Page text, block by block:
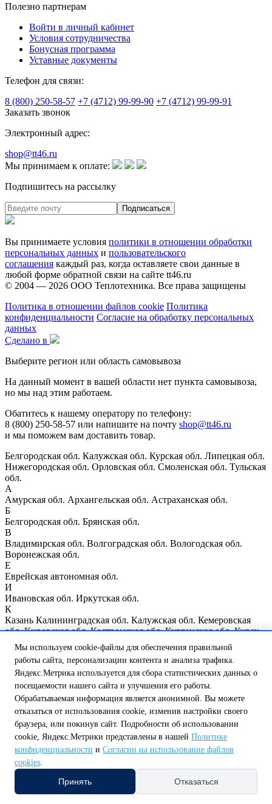
Полезно партнерам
Войти в личный кабинет
Условия сотрудничества
Бонусная программа
Уставные документы
Телефон для связи:
8 (800) 250-58-57 +7 (4712) 99-99-90 +7 (4712) 99-99-91
Заказать звонок
Электронный адрес:
shop@tt46.ru
Мы принимаем к оплате:
Подпишитесь на рассылку
Вы принимаете условия политики в отношении обработки
персональных данных и пользовательского
соглашения каждый раз, когда оставляете свои данные в
любой форме обратной связи на сайте tt46.ru
© 2004 — 2026 ООО Теплотехника. Все права защищены
Политика в отношении файлов cookie Политика
конфиденциальности Согласие на обработку персональных
данных
Сделано в
Выберите регион или область самовывоза
На данный момент в вашей области нет пункта самовывоза,
но мы над этим работаем.
Обатитесь к нашему оператору по телефону:
8 (800) 250-58-57 или напишите на почту shop@tt46.ru
и мы поможем вам доставить товар.
Белгородская обл. Калужская обл. Курская обл. Липецкая обл.
Нижегородская обл. Орловская обл. Смоленская обл. Тульская
обл.
А
Амурская обл. Архангельская обл. Астраханская обл.
Б
Белгородская обл. Брянская обл.
В
Владимирская обл. Волгоградская обл. Вологодская обл.
Воронежская обл.
Е
Еврейская автономная обл.
И
Ивановская обл. Иркутская обл.
К
Казань Калининградская обл. Калужская обл. Кемеровская
обл. Кировская обл. Костромская обл. Курганская обл. Курск
Курская обл.
Ленинградская обл. Липецкая обл.
Магаданская обл. Москва Москва и Московская обл.
Мурманская обл.
Нижегородская обл.
Нижний Новгород
Новгородская обл.
Новосибирская обл.
Омская обл. Оренбургская обл. Орловская обл.
Пензенская обл.
Псковская обл.
Республика Мордовия Республика Мэрий Эл Республика
Мы используем cookie-файлы для обеспечения правильной
работы сайта, персонализации контента и анализа трафика.
Яндекс.Метрика используется для сбора статистических данных о
посещаемости нашего сайта и улучшения его работы.
Обрабатываемая информация является анонимной. Вы можете
отказаться от использования cookie, изменив настройки своего
браузера, или покинув сайт. Подробности об использовании
cookie, Яндекс.Метрики представлены в нашей Политике
конфиденциальности и Согласии на использование файлов
cookies.
Принять Отказаться